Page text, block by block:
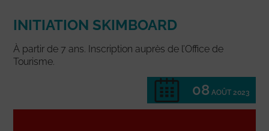
INITIATION SKIMBOARD
À partir de 7 ans. Inscription auprès de l’Office de
Tourisme.
08 AOÛT 2023